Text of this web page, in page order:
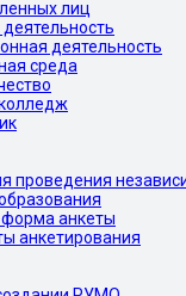
лиц
деятельность
среда
проведения
форма анкеты
анкетирования